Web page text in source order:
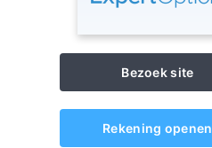
Bezoek site
Rekening openen